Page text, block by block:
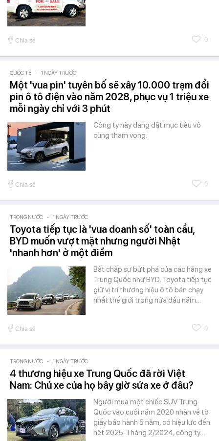
Chia sẻ 0
QUỐC TẾ - 1 NGÀY TRƯỚC
Một 'vua pin' tuyên bố sẽ xây 10.000 trạm đổi
pin ô tô điện vào năm 2028, phục vụ 1 triệu xe
mỗi ngày chỉ với 3 phút
Công ty này đang đặt mục tiêu vô
cùng tham vọng.
Chia sẻ 0
TRONG NƯỚC - 1 NGÀY TRƯỚC
Toyota tiếp tục là 'vua doanh số' toàn cầu,
BYD muốn vượt mặt nhưng người Nhật
'nhanh hơn' ở một điểm
Bất chấp sự bứt phá của các hãng xe
Trung Quốc như BYD, Toyota tiếp tục
giữ vị trí thương hiệu ô tô bán chạy
nhất thế giới trong nửa đầu năm…
Chia sẻ 0
TRONG NƯỚC - 1 NGÀY TRƯỚC
4 thương hiệu xe Trung Quốc đã rời Việt
Nam: Chủ xe của họ bây giờ sửa xe ở đâu?
Người mua một chiếc SUV Trung
Quốc vào cuối năm 2020 nhận về tờ
giấy bảo hành 5 năm, có hiệu lực đến
hết 2025. Tháng 2/2024, công ty…